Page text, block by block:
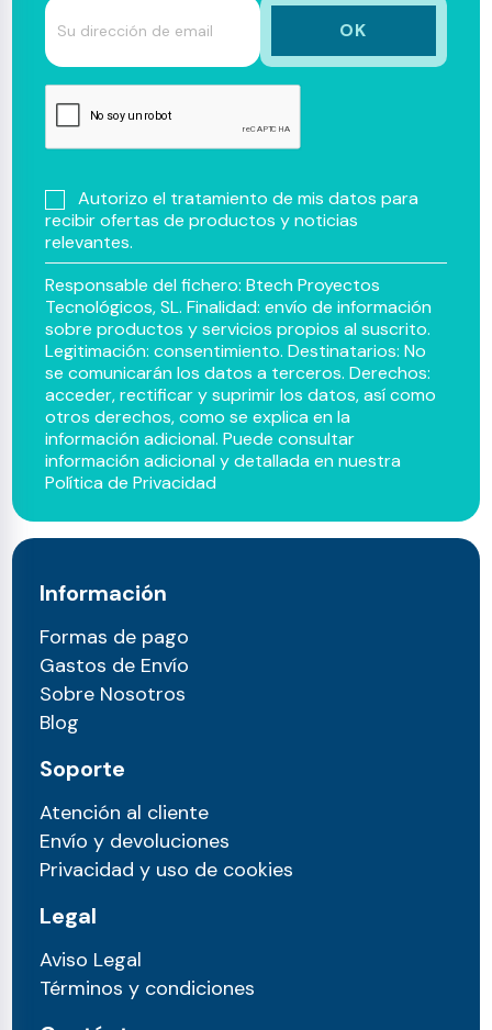
Autorizo el tratamiento de mis datos para
recibir ofertas de productos y noticias
relevantes.
Responsable del fichero: Btech Proyectos
Tecnológicos, SL. Finalidad: envío de información
sobre productos y servicios propios al suscrito.
Legitimación: consentimiento. Destinatarios: No
se comunicarán los datos a terceros. Derechos:
acceder, rectificar y suprimir los datos, así como
otros derechos, como se explica en la
información adicional. Puede consultar
información adicional y detallada en nuestra
Política de Privacidad
Información
Formas de pago
Gastos de Envío
Sobre Nosotros
Blog
Soporte
Atención al cliente
Envío y devoluciones
Privacidad y uso de cookies
Legal
Aviso Legal
Términos y condiciones